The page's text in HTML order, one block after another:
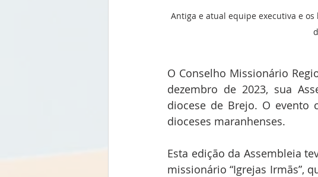
Antiga e atual equipe executiva e
O Conselho Missionário
dezembro de 2023, sua
diocese de Brejo. O evento
dioceses maranhenses.
Esta edição da Assembleia
missionário “Igrejas Irmãs”,